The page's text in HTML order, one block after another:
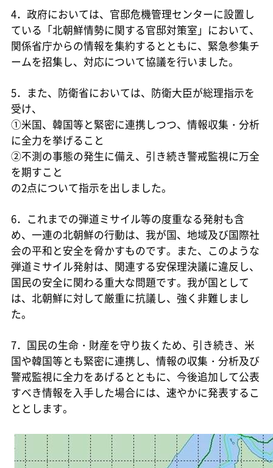
4．政府においては、官邸危機管理センターに設置し
ている「北朝鮮情勢に関する官邸対策室」において、
関係省庁からの情報を集約するとともに、緊急参集チ
ームを招集し、対応について協議を行いました。
5．また、防衛省においては、防衛大臣が総理指示を
受け、
①米国、韓国等と緊密に連携しつつ、情報収集・分析
に全力を挙げること
②不測の事態の発生に備え、引き続き警戒監視に万全
を期すこと
の2点について指示を出しました。
6．これまでの弾道ミサイル等の度重なる発射も含
め、一連の北朝鮮の行動は、我が国、地域及び国際社
会の平和と安全を脅かすものです。また、このような
弾道ミサイル発射は、関連する安保理決議に違反し、
国民の安全に関わる重大な問題です。我が国として
は、北朝鮮に対して厳重に抗議し、強く非難しまし
た。
7．国民の生命・財産を守り抜くため、引き続き、米
国や韓国等とも緊密に連携し、情報の収集・分析及び
警戒監視に全力をあげるとともに、今後追加して公表
すべき情報を入手した場合には、速やかに発表するこ
ととします。